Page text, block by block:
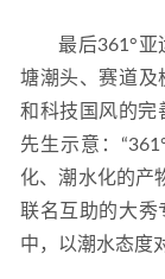
最后361°
塘潮头、赛道及
和科技国风的完
先生示意：
化、潮水化的产
联名互助的大秀
中，以潮水态度